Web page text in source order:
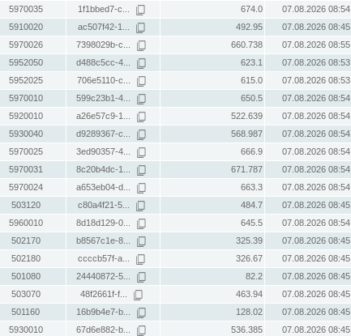
5970035 1f1bbed7-c... 674.0
07.08.2026 08:54
5910020 ac507f42-1... 492.95
07.08.2026 08:45
5970026 7398029b-c... 660.738
07.08.2026 08:55
5952050 d488c5cc-4... 623.1
07.08.2026 08:53
5952025 706e5110-c... 615.0
07.08.2026 08:53
5970010 599c23b1-4... 650.5
07.08.2026 08:54
5920010 a26e57c9-1... 522.639
07.08.2026 08:54
5930040 d9289367-c... 568.987
07.08.2026 08:54
5970025 3ed90357-4... 666.9
07.08.2026 08:54
5970031 8c20b4dc-1... 671.787
07.08.2026 08:54
5970024 a653eb04-d... 663.3
07.08.2026 08:54
503120 c80a4f21-5... 484.7
07.08.2026 08:45
5960010 8d18d129-0... 645.5
07.08.2026 08:54
502170 b8567c1e-8... 325.39
07.08.2026 08:45
502180 ccccb57f-a... 326.67
07.08.2026 08:45
501080 24440872-5... 82.2
07.08.2026 08:45
503070 48f2661f-f... 463.94
07.08.2026 08:45
501160 16b9b4e7-b... 128.02
07.08.2026 08:45
5930010 67d6e882-b... 536.385
07.08.2026 08:45